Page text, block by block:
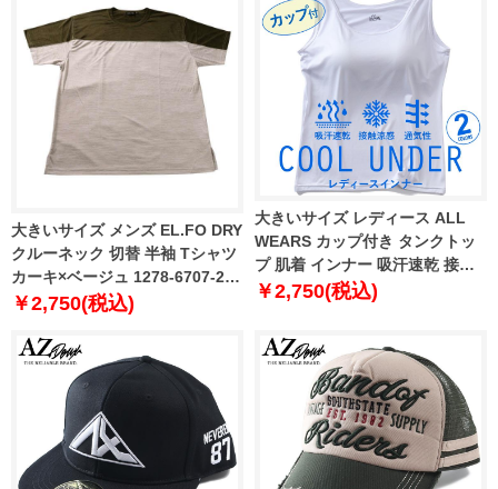
大きいサイズ メンズ EL.FO DRY
クルーネック 切替 半袖 Tシャツ
カーキ×ベージュ 1278-6707-2
3L 4L 5L 6L 8L
￥2,750(税込)
大きいサイズ レディース ALL
WEARS カップ付き タンクトッ
プ 肌着 インナー 吸汗速乾 接触
冷感 通気性 春夏新作 387-
￥2,750(税込)